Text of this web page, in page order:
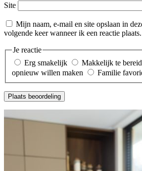
Site
Mijn naam, e-mail en site opslaan in
volgende keer wanneer ik een reactie plaats.
Je reactie
Erg smakelijk
Makkelijk te
opnieuw willen maken
Familie
Plaats beoordeling